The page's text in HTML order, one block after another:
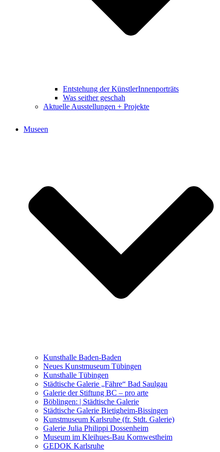
Entstehung der KünstlerInnenporträts
Was seither geschah
Aktuelle Ausstellungen + Projekte
Was seither geschah
Kunstwettbewerbe, Ausschreibungen für Künstler
Museen
Kunsthalle Baden-Baden
Neues Kunstmuseum Tübingen
Kunsthalle Tübingen
Städtische Galerie „Fähre“ Bad Saulgau
Galerie der Stiftung BC – pro arte
Böblingen: | Städtische Galerie
Städtische Galerie Bietigheim-Bissingen
Kunstmuseum Karlsruhe (fr. Stdt. Galerie)
Galerie Julia Philippi Dossenheim
Museum im Kleihues-Bau Kornwestheim
GEDOK Karlsruhe